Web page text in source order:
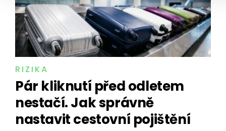
RIZIKA
Pár kliknutí před odletem
nestačí. Jak správně
nastavit cestovní pojištění